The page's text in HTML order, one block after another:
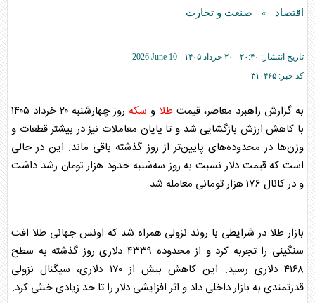
اقتصاد » صنعت و تجارت
تاریخ انتشار: ۲۰:۴۰ - ۲۰ خرداد ۱۴۰۵ -
2026 June 10
کد خبر: ۳۱۰۴۶۵
به گزارش راهبرد معاصر، قیمت طلا و سکه
روز چهارشنبه ۲۰ خرداد ۱۴۰۵
با کاهش ارزش بازگشایی شد و تا پایان معاملات نیز در بیشتر قطعات و
وزن‌ها در محدوده‌های پایین‌تر از روز گذشته باقی ماند. این در حالی
است که قیمت دلار نسبت به روز سه‌شنبه حدود هزار تومان رشد داشت
و در کانال ۱۷۶ هزار تومانی معامله شد.
بازار طلا در شرایطی با روند نزولی همراه شد که اونس جهانی طلا افت
سنگینی را تجربه کرد و از محدوده ۴۳۳۹ دلاری روز گذشته به سطح
۴۱۶۸ دلاری رسید. این کاهش بیش از ۱۷۰ دلاری، سیگنال نزولی
قدرتمندی به بازار داخلی داد و اثر افزایشی دلار را تا حد زیادی خنثی کرد.